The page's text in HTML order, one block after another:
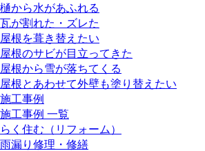
樋から水があふれる
瓦が割れた・ズレた
屋根を葺き替えたい
屋根のサビが目立ってきた
屋根から雪が落ちてくる
屋根とあわせて外壁も塗り替えたい
施工事例
施工事例 一覧
らく住む（リフォーム）
雨漏り修理・修繕